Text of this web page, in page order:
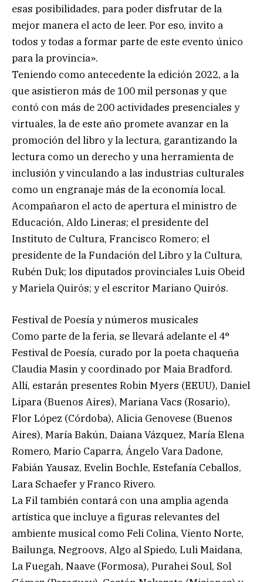
esas posibilidades, para poder disfrutar de la
mejor manera el acto de leer. Por eso, invito a
todos y todas a formar parte de este evento único
para la provincia».
Teniendo como antecedente la edición 2022, a la
que asistieron más de 100 mil personas y que
contó con más de 200 actividades presenciales y
virtuales, la de este año promete avanzar en la
promoción del libro y la lectura, garantizando la
lectura como un derecho y una herramienta de
inclusión y vinculando a las industrias culturales
como un engranaje más de la economía local.
Acompañaron el acto de apertura el ministro de
Educación, Aldo Lineras; el presidente del
Instituto de Cultura, Francisco Romero; el
presidente de la Fundación del Libro y la Cultura,
Rubén Duk; los diputados provinciales Luis Obeid
y Mariela Quirós; y el escritor Mariano Quirós.
Festival de Poesía y números musicales
Como parte de la feria, se llevará adelante el 4°
Festival de Poesía, curado por la poeta chaqueña
Claudia Masin y coordinado por Maia Bradford.
Allí, estarán presentes Robin Myers (EEUU), Daniel
Lipara (Buenos Aires), Mariana Vacs (Rosario),
Flor López (Córdoba), Alicia Genovese (Buenos
Aires), María Bakún, Daiana Vázquez, María Elena
Romero, Mario Caparra, Ángelo Vara Dadone,
Fabián Yausaz, Evelin Bochle, Estefanía Ceballos,
Lara Schaefer y Franco Rivero.
La Fil también contará con una amplia agenda
artística que incluye a figuras relevantes del
ambiente musical como Feli Colina, Viento Norte,
Bailunga, Negroovs, Algo al Spiedo, Luli Maidana,
La Fuegah, Naave (Formosa), Purahei Soul, Sol